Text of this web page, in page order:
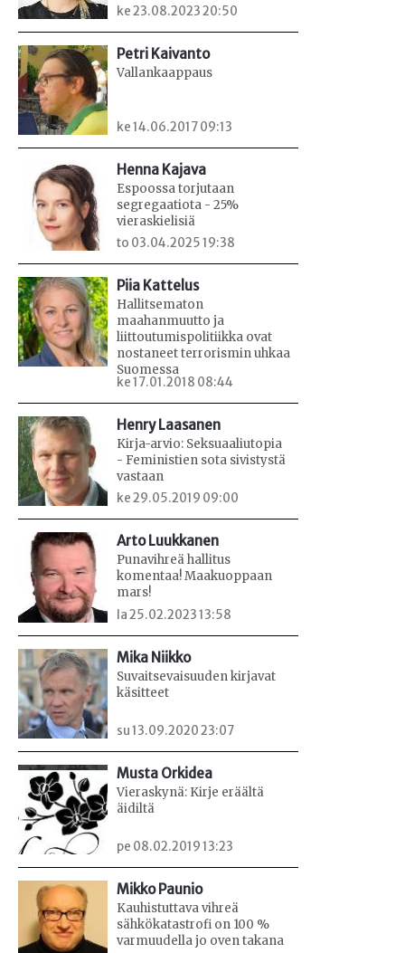
ke 23.08.2023 20:50
Petri Kaivanto
Vallankaappaus
ke 14.06.2017 09:13
Henna Kajava
Espoossa torjutaan
segregaatiota - 25%
vieraskielisiä
to 03.04.2025 19:38
Piia Kattelus
Hallitsematon
maahanmuutto ja
liittoutumispolitiikka ovat
nostaneet terrorismin uhkaa
Suomessa
ke 17.01.2018 08:44
Henry Laasanen
Kirja-arvio: Seksuaaliutopia
- Feministien sota sivistystä
vastaan
ke 29.05.2019 09:00
Arto Luukkanen
Punavihreä hallitus
komentaa! Maakuoppaan
mars!
la 25.02.2023 13:58
Mika Niikko
Suvaitsevaisuuden kirjavat
käsitteet
su 13.09.2020 23:07
Musta Orkidea
Vieraskynä: Kirje eräältä
äidiltä
pe 08.02.2019 13:23
Mikko Paunio
Kauhistuttava vihreä
sähkökatastrofi on 100 %
varmuudella jo oven takana